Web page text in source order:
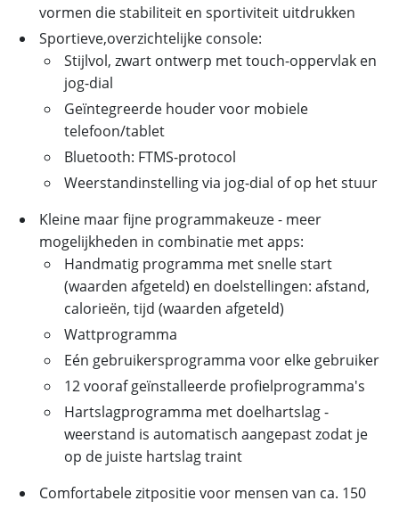
vormen die stabiliteit en sportiviteit uitdrukken
Sportieve,overzichtelijke console:
Stijlvol, zwart ontwerp met touch-oppervlak en
jog-dial
Geïntegreerde houder voor mobiele
telefoon/tablet
Bluetooth: FTMS-protocol
Weerstandinstelling via jog-dial of op het stuur
Kleine maar fijne programmakeuze - meer
mogelijkheden in combinatie met apps:
Handmatig programma met snelle start
(waarden afgeteld) en doelstellingen: afstand,
calorieën, tijd (waarden afgeteld)
Wattprogramma
Eén gebruikersprogramma voor elke gebruiker
12 vooraf geïnstalleerde profielprogramma's
Hartslagprogramma met doelhartslag -
weerstand is automatisch aangepast zodat je
op de juiste hartslag traint
Comfortabele zitpositie voor mensen van ca. 150